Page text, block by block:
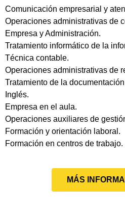
Comunicación empresarial y
Operaciones administrativas de
Empresa y Administración.
Tratamiento informático de la
Técnica contable.
Operaciones administrativas de
Tratamiento de la
Inglés.
Empresa en el aula.
Operaciones auxiliares de
Formación y orientación laboral.
Formación en centros de trabajo.
MÁS